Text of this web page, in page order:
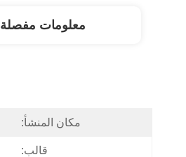
معلومات مفصلة
مكان المنشأ:
قالب: